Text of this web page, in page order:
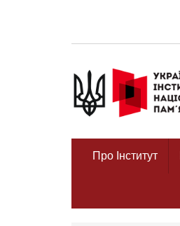
Про Інститут